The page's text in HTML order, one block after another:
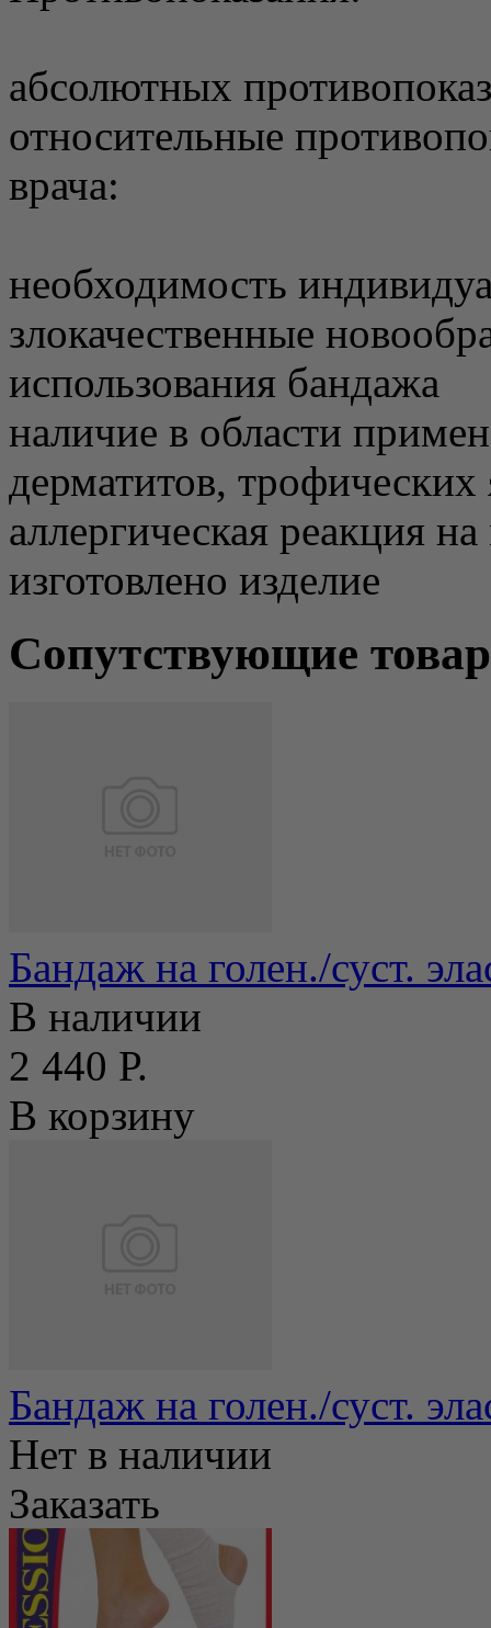
абсолютных
относительные
врача:
необходимость
злокачественные
использования бандажа
наличие в области
дерматитов,
аллергическая реакция
изготовлено изделие
Сопутствующие
Бандаж на голен./суст.
В наличии
2 440 Р.
В корзину
Бандаж на голен./суст.
Нет в наличии
Заказать